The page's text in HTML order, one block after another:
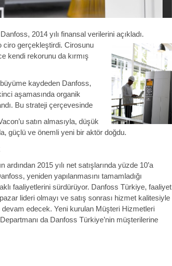
2014 yılı finansal verilerini açıkladı.
ciro gerçekleştirdi. Cirosunu
kendi rekorunu da kırmış
büyüme kaydeden Danfoss,
aşamasında organik
Bu strateji çerçevesinde
satın almasıyla, düşük
güçlü ve önemli yeni bir aktör doğdu.
ardından 2015 yılı net satışlarında yüzde 10’a
yeniden yapılanmasını tamamladığı
faaliyetlerini sürdürüyor. Danfoss Türkiye, faaliyet
lideri olmayı ve satış sonrası hizmet kalitesiyle
edecek. Yeni kurulan Müşteri Hizmetleri
da Danfoss Türkiye’nin müşterilerine